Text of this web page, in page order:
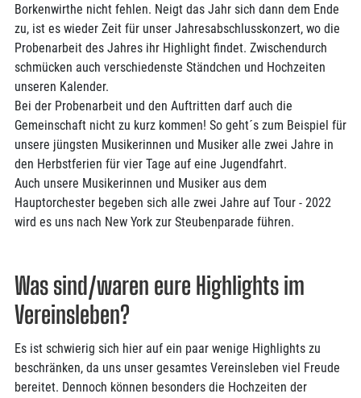
Borkenwirthe nicht fehlen. Neigt das Jahr sich dann dem Ende
zu, ist es wieder Zeit für unser Jahresabschlusskonzert, wo die
Probenarbeit des Jahres ihr Highlight findet. Zwischendurch
schmücken auch verschiedenste Ständchen und Hochzeiten
unseren Kalender.
Bei der Probenarbeit und den Auftritten darf auch die
Gemeinschaft nicht zu kurz kommen! So geht´s zum Beispiel für
unsere jüngsten Musikerinnen und Musiker alle zwei Jahre in
den Herbstferien für vier Tage auf eine Jugendfahrt.
Auch unsere Musikerinnen und Musiker aus dem
Hauptorchester begeben sich alle zwei Jahre auf Tour - 2022
wird es uns nach New York zur Steubenparade führen.
Was sind/waren eure Highlights im
Vereinsleben?
Es ist schwierig sich hier auf ein paar wenige Highlights zu
beschränken, da uns unser gesamtes Vereinsleben viel Freude
bereitet. Dennoch können besonders die Hochzeiten der